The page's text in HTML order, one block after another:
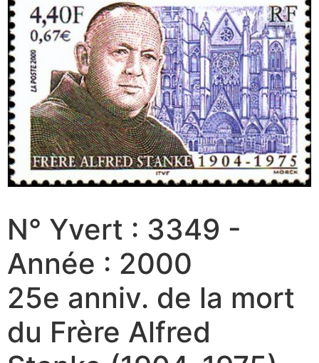
N° Yvert : 3349 -
Année : 2000
25e anniv. de la mort
du Frère Alfred